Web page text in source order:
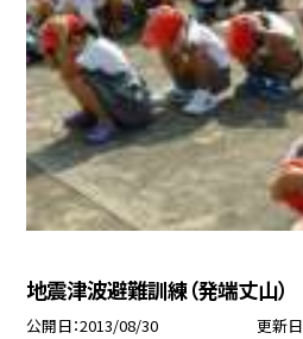
地震津波避難訓練（発端丈山）
公開日 2013/08/30 更新日